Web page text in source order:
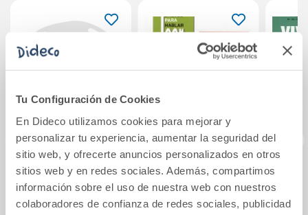
Tu Configuración de Cookies
En Dideco utilizamos cookies para mejorar y
personalizar tu experiencia, aumentar la seguridad del
sitio web, y ofrecerte anuncios personalizados en otros
sitios web y en redes sociales. Además, compartimos
información sobre el uso de nuestra web con nuestros
colaboradores de confianza de redes sociales, publicidad
PRA. Programa de
Refuerzo del
Aprendizaje 2
Polet y los
Sentimientos. Tres
piezas de teatro